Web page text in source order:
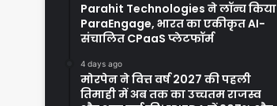
Parahit Technologies ने लॉन्च किया
ParaEngage, भारत का एकीकृत AI-
संचालित CPaaS प्लेटफॉर्म
4 days ago
मोरपेन ने वित्त वर्ष 2027 की पहली
तिमाही में अब तक का उच्चतम राजस्व